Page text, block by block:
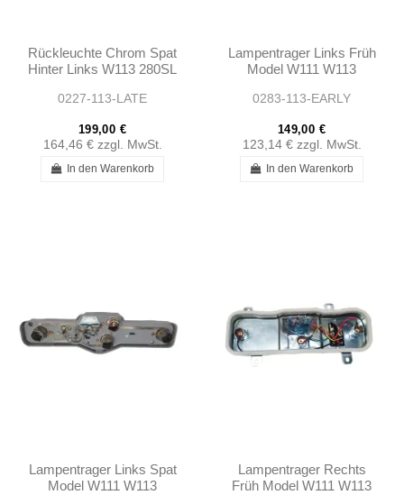
Rückleuchte Chrom Spat
Hinter Links W113 280SL
1138260752
0227-113-LATE
199,00 €
164,46 € zzgl. MwSt.
In den Warenkorb
Lampentrager Links Früh
Model W111 W113
0283-113-EARLY
149,00 €
123,14 € zzgl. MwSt.
In den Warenkorb
Lampentrager Links Spat
Model W111 W113
Lampentrager Rechts
Früh Model W111 W113